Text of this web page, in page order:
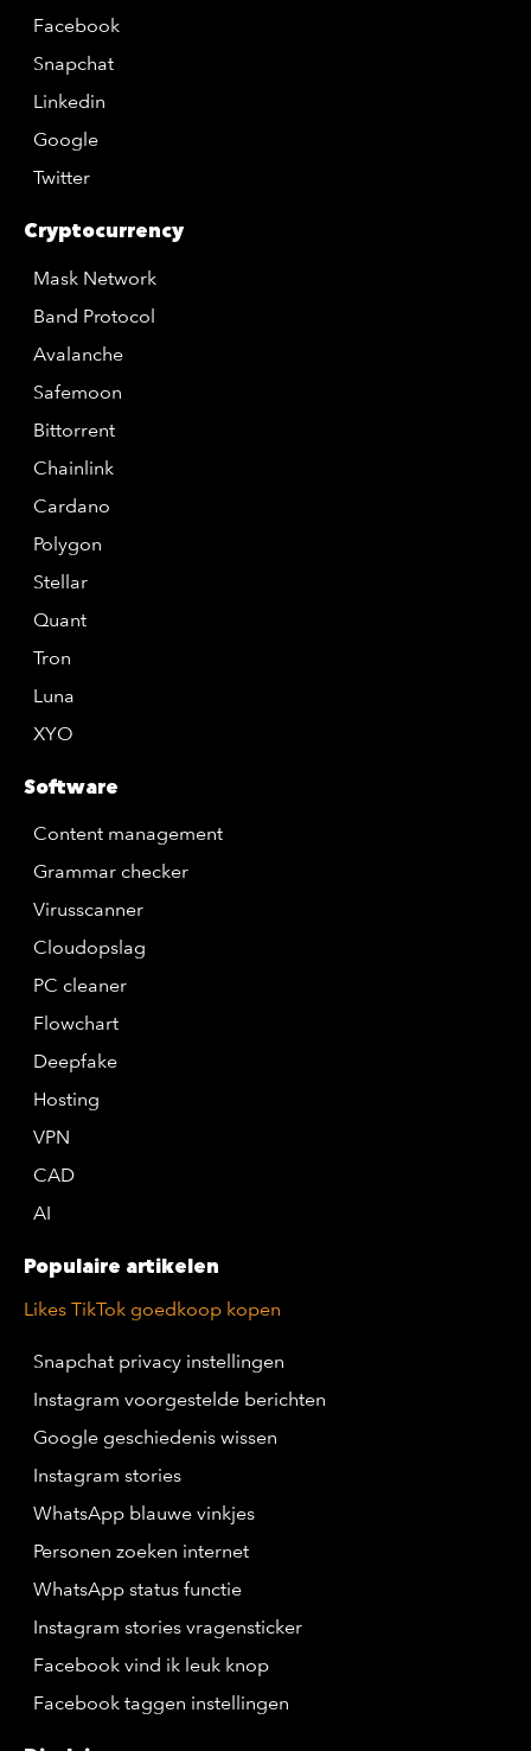
Facebook
Snapchat
Linkedin
Google
Twitter
Cryptocurrency
Mask Network
Band Protocol
Avalanche
Safemoon
Bittorrent
Chainlink
Cardano
Polygon
Stellar
Quant
Tron
Luna
XYO
Software
Content management
Grammar checker
Virusscanner
Cloudopslag
PC cleaner
Flowchart
Deepfake
Hosting
VPN
CAD
AI
Populaire artikelen
Likes TikTok goedkoop kopen
Snapchat privacy instellingen
Instagram voorgestelde berichten
Google geschiedenis wissen
Instagram stories
WhatsApp blauwe vinkjes
Personen zoeken internet
WhatsApp status functie
Instagram stories vragensticker
Facebook vind ik leuk knop
Facebook taggen instellingen